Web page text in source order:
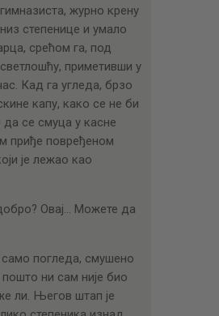
журно крену
степенице и умало
срећом га, под
приметивши у
Кад га угледа, брзо
капу, како се не би
да се смуца у касне
приђе повређеном
је лежао као
Овај… Можете да
погледа, смушено
ни сам није био
ли. Његов штап је